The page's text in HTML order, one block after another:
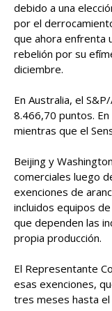
debido a una
por el
que ahora enfrenta
rebelión por su
diciembre.
En Australia, el
8.466,70 puntos.
mientras que el
Beijing y
comerciales luego
exenciones de
incluidos equipos
que dependen las
propia producción.
El Representante
esas exenciones,
tres meses hasta